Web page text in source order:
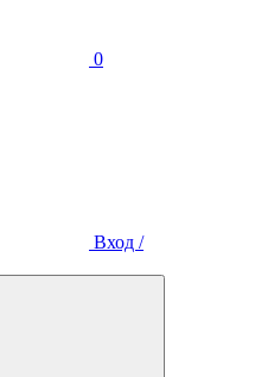
0
Вход /